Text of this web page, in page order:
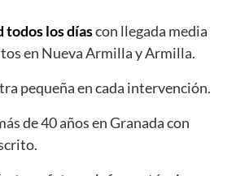
los díascon llegada media
en Nueva Armilla y Armilla.
pequeña en cada intervención.
de 40 años en Granada con